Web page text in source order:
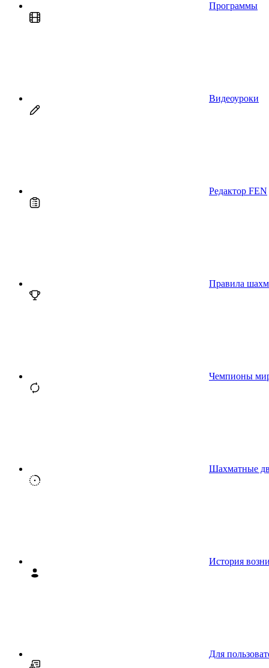
Программы
Видеоуроки
Редактор FEN
Правила
Чемпионы
Шахматные
История
Для